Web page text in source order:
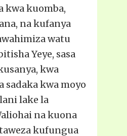
kwa kuomba,
na kufanya
watu
Yeye, sasa
kwa
sadaka kwa moyo
lake la
na kuona
kufungua